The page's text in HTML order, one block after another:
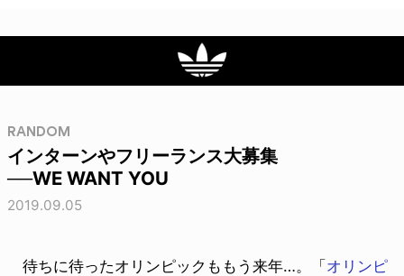
RANDOM
インターンやフリーランス大募集
──WE WANT YOU
2019.09.05
待ちに待ったオリンピックももう来年…。「オリンピ